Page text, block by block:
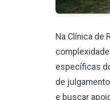
Na Clínica de
específicas
de
e buscar